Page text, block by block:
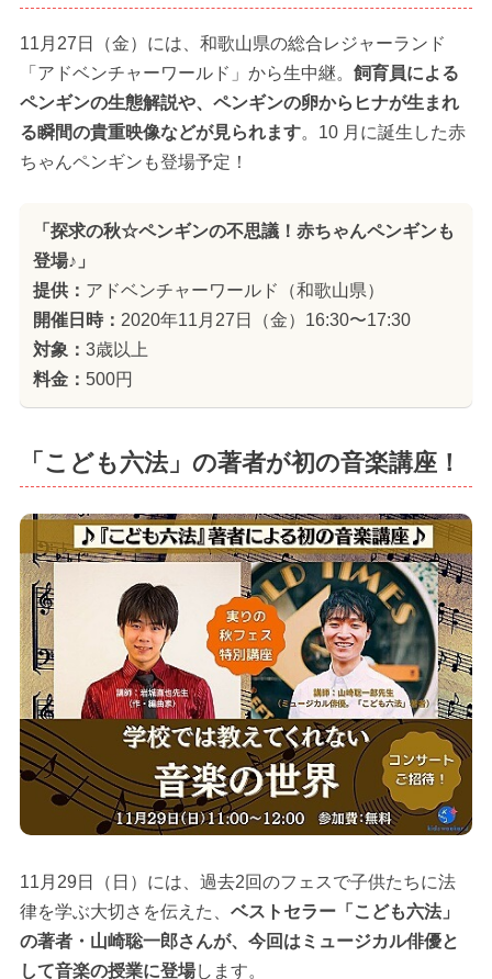
11月27日（金）には、和歌山県の総合レジャーランド
「アドベンチャーワールド」から生中継。 飼育員による
ペンギンの生態解説や、ペンギンの卵からヒナが生まれ
る瞬間の貴重映像などが見られます。10 月に誕生した赤
ちゃんペンギンも登場予定！
「探求の秋☆ペンギンの不思議！赤ちゃんペンギンも
登場♪」
提供： アドベンチャーワールド（和歌山県）
開催日時： 2020年11月27日（金）16:30〜17:30
対象： 3歳以上
料金： 500円
「こども六法」の著者が初の音楽講座！
11月29日（日）には、過去2回のフェスで子供たちに法
律を学ぶ大切さを伝えた、 ベストセラー「こども六法」
の著者・山崎聡一郎さんが、今回はミュージカル俳優と
して音楽の授業に登場します。